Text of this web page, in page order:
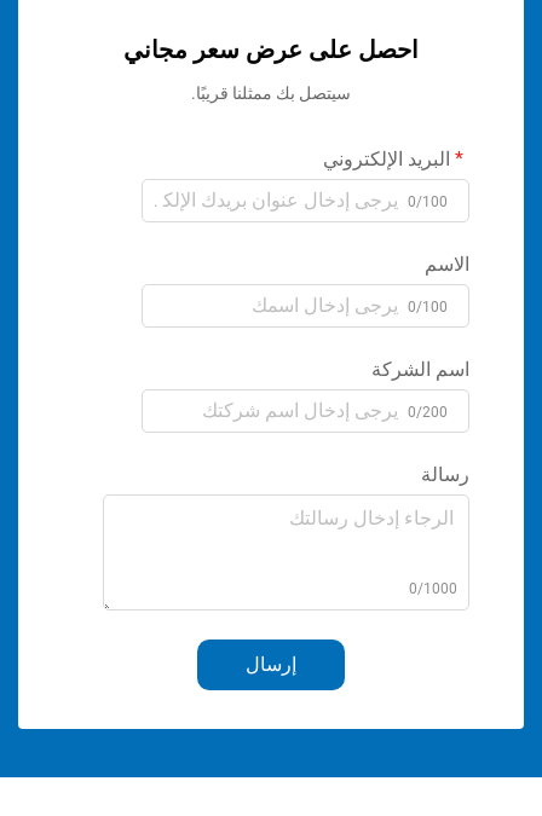
احصل على عرض سعر مجاني
سيتصل بك ممثلنا قريبًا.
الإلكتروني